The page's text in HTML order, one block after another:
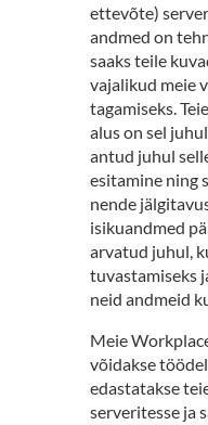
ettevõte)
andmed on
saaks teile
vajalikud meie
tagamiseks.
alus on sel
antud juhul
esitamine ning
nende
isikuandmed
arvatud juhul,
tuvastamiseks
neid andmeid
Meie
võidakse
edastatakse
serveritesse ja